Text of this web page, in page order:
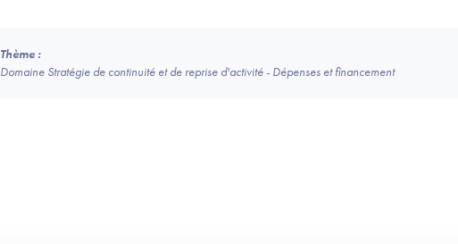
Thème :
Domaine Stratégie de continuité et de reprise d'activité - Dépenses et financement